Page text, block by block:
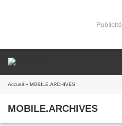
Publicité
Accueil » MOBILE.ARCHIVES
MOBILE.ARCHIVES